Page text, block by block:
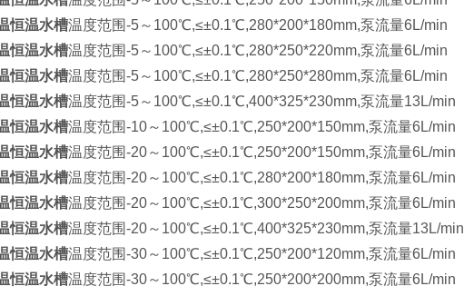
恒温水槽温度范围-5～100℃,≤±0.1℃,280*200*180mm,泵流量6L/min
恒温水槽温度范围-5～100℃,≤±0.1℃,280*250*220mm,泵流量6L/min
恒温水槽温度范围-5～100℃,≤±0.1℃,280*250*280mm,泵流量6L/min
恒温水槽温度范围-5～100℃,≤±0.1℃,400*325*230mm,泵流量13L/min
恒温水槽温度范围-10～100℃,≤±0.1℃,250*200*150mm,泵流量6L/min
恒温水槽温度范围-20～100℃,≤±0.1℃,250*200*150mm,泵流量6L/min
恒温水槽温度范围-20～100℃,≤±0.1℃,280*200*180mm,泵流量6L/min
恒温水槽温度范围-20～100℃,≤±0.1℃,300*250*200mm,泵流量6L/min
恒温水槽温度范围-20～100℃,≤±0.1℃,400*325*230mm,泵流量13L/min
恒温水槽温度范围-30～100℃,≤±0.1℃,250*200*120mm,泵流量6L/min
恒温水槽温度范围-30～100℃,≤±0.1℃,250*200*200mm,泵流量6L/min